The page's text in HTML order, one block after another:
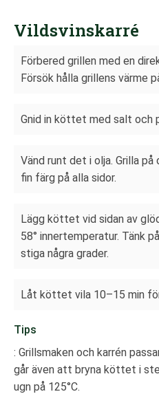
Vildsvinskarré
Förbered grillen med en
Försök hålla grillens värme
Gnid in köttet med salt och
Vänd runt det i olja. Grilla
fin färg på alla sidor.
Lägg köttet vid sidan av
58° innertemperatur.
stiga några grader.
Låt köttet vila 10–15 min
Tips
: Grillsmaken och karrén
går även att bryna köttet i
ugn på 125°C.